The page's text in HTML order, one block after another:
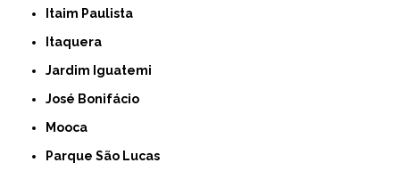
Itaim Paulista
Itaquera
Jardim Iguatemi
José Bonifácio
Mooca
Parque São Lucas